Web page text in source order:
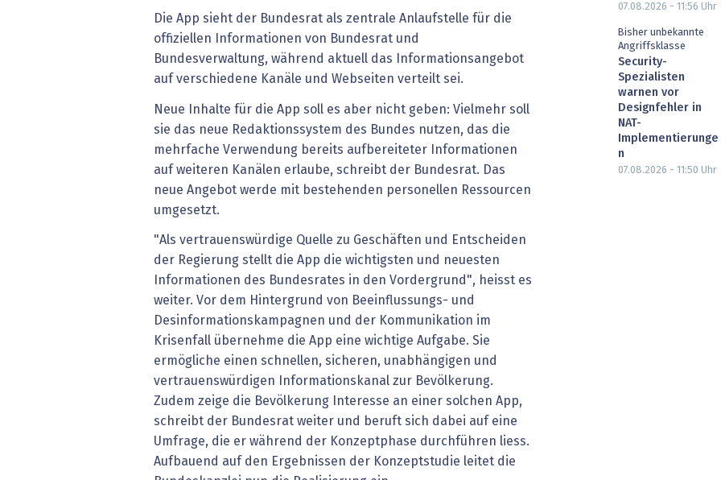
Die App sieht der Bundesrat als zentrale Anlaufstelle für die
offiziellen Informationen von Bundesrat und
Bundesverwaltung, während aktuell das Informationsangebot
auf verschiedene Kanäle und Webseiten verteilt sei.
Neue Inhalte für die App soll es aber nicht geben: Vielmehr soll
sie das neue Redaktionssystem des Bundes nutzen, das die
mehrfache Verwendung bereits aufbereiteter Informationen
auf weiteren Kanälen erlaube, schreibt der Bundesrat. Das
neue Angebot werde mit bestehenden personellen Ressourcen
umgesetzt.
"Als vertrauenswürdige Quelle zu Geschäften und Entscheiden
der Regierung stellt die App die wichtigsten und neuesten
Informationen des Bundesrates in den Vordergrund", heisst es
weiter. Vor dem Hintergrund von Beeinflussungs- und
Desinformationskampagnen und der Kommunikation im
Krisenfall übernehme die App eine wichtige Aufgabe. Sie
ermögliche einen schnellen, sicheren, unabhängigen und
vertrauenswürdigen Informationskanal zur Bevölkerung.
Zudem zeige die Bevölkerung Interesse an einer solchen App,
schreibt der Bundesrat weiter und beruft sich dabei auf eine
Umfrage, die er während der Konzeptphase durchführen liess.
Aufbauend auf den Ergebnissen der Konzeptstudie leitet die
07.08.2026 - 11:56 Uhr
Bisher unbekannte
Angriffsklasse
Security-
Spezialisten
warnen vor
Designfehler in
NAT-
Implementierunge
n
07.08.2026 - 11:50 Uhr